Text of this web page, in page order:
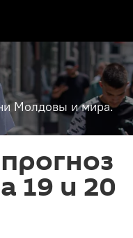
Молдовы и мира.
19 и 20